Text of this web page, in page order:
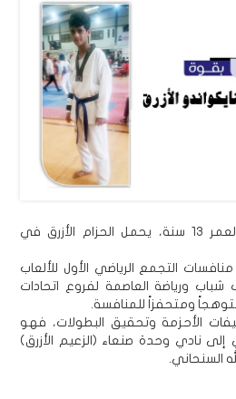
محمد القدسي يبلغ من العمر 13 سنة، يحمل الحزام الأزرق في
التجمع الرياضي الأول للألعاب
شباب ورياضة العاصمة لفروع اتحادات
متوهجاً ومتحفزاً للمنافسة.
الأحزمة وتحقيق البطولات، فهو
نادي وحدة صنعاء (الزعيم الأزرق)
السنحاني.